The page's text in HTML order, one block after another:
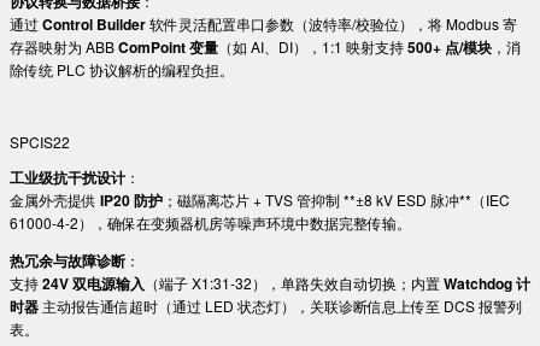
通过 ​ Control Builder软件灵活配置串口参数（波特率/校验位），将 Modbus 寄
存器映射为 ABB ​ComPoint 变量 ​（如 AI、DI），1:1 映射支持 ​500+ 点/模块 ，消
除传统 PLC 协议解析的编程负担。
SPCIS22
工业级抗干扰设计 ：
金属外壳提供 ​ IP20 防护 ；磁隔离芯片 + TVS 管抑制 ​**±8 kV ESD 脉冲**​（IEC
61000-4-2），确保在变频器机房等噪声环境中数据完整传输。
热冗余与故障诊断 ：
支持 ​24V 双电源输入 ​（端子 X1:31-32），单路失效自动切换；内置 ​Watchdog 计
时器 主动报告通信超时（通过 LED 状态灯），关联诊断信息上传至 DCS 报警列
表。